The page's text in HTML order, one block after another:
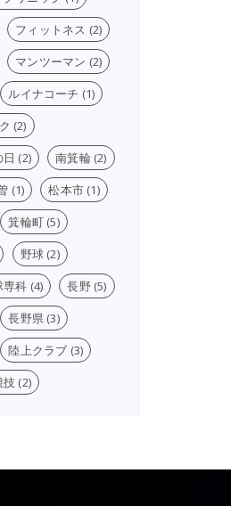
フィットネス (2)
マンツーマン (2)
ルイナコーチ (1)
(2)
(2) 南箕輪(2)
(1) 松本市 (1)
箕輪町 (5)
野球 (2)
専科 (4) 長野(5)
長野県 (3)
陸上クラブ (3)
技 (2)